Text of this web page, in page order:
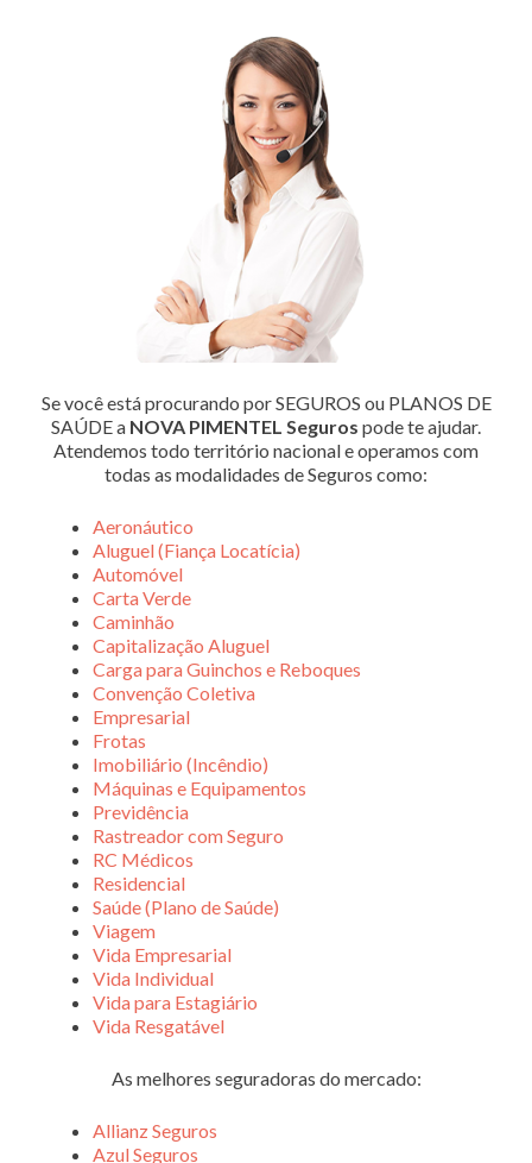
Se você está procurando por SEGUROS ou PLANOS DE
SAÚDE a NOVA PIMENTEL Seguros pode te ajudar.
Atendemos todo território nacional e operamos com
todas as modalidades de Seguros como:
Aeronáutico
Aluguel (Fiança Locatícia)
Automóvel
Carta Verde
Caminhão
Capitalização Aluguel
Carga para Guinchos e Reboques
Convenção Coletiva
Empresarial
Frotas
Imobiliário (Incêndio)
Máquinas e Equipamentos
Previdência
Rastreador com Seguro
RC Médicos
Residencial
Saúde (Plano de Saúde)
Viagem
Vida Empresarial
Vida Individual
Vida para Estagiário
Vida Resgatável
As melhores seguradoras do mercado:
Allianz Seguros
Azul Seguros